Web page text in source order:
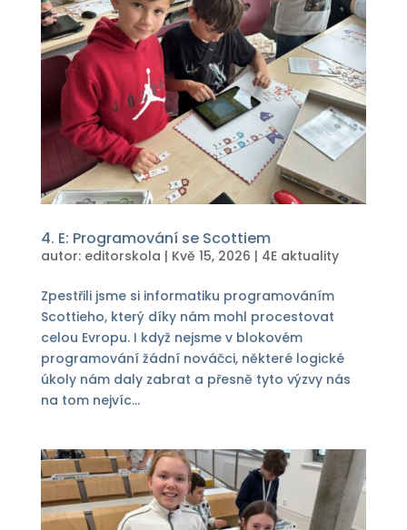
4. E: Programování se Scottiem
autor: editorskola | Kvě 15, 2026 | 4E aktuality
Zpestřili jsme si informatiku programováním
Scottieho, který díky nám mohl procestovat
celou Evropu. I když nejsme v blokovém
programování žádní nováčci, některé logické
úkoly nám daly zabrat a přesně tyto výzvy nás
na tom nejvíc...